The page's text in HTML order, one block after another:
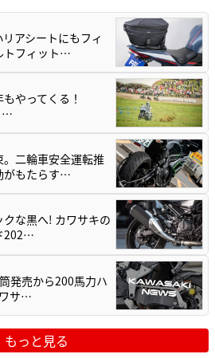
アシートにもフィ
トフィット…
やってくる！
…
二輪車安全運転推
がもたらす…
な黒へ! カワサキの
202…
発売から200馬力ハ
サ…
もっと見る